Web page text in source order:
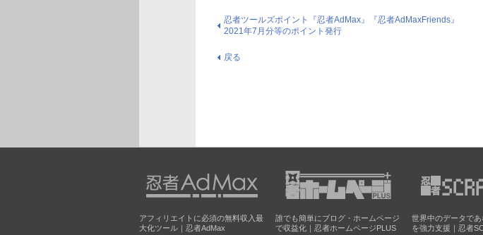
忍者ツールズポイント『忍者AdMax』『忍者AdMaxFriends』
2021年7月分等のポイント発行
戻る
アフィリエイトに必須の無料収入最
大化ツール｜忍者AdMax
誰でも簡単にブログ・ホームページ
で収益化｜忍者ホームページPLUS
世界中のデータで
を強力支援｜忍者